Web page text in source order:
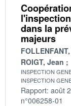
dans la
majeurs
ROIGT, Jean
INSPECTION
INSPECTION
Rapport: août
n°006258-01